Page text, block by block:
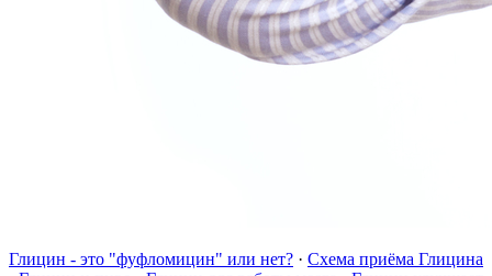
Глицин - это "фуфломицин" или нет? · Схема приёма Глицина